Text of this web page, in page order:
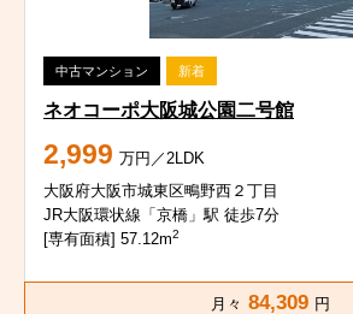
中古マンション 新着
ネオコーポ大阪城公園二号館
2,999 万円／2LDK
大阪府大阪市城東区鴫野西２丁目
JR大阪環状線「京橋」駅 徒歩7分
[専有面積] 57.12m2
月々 84,309 円